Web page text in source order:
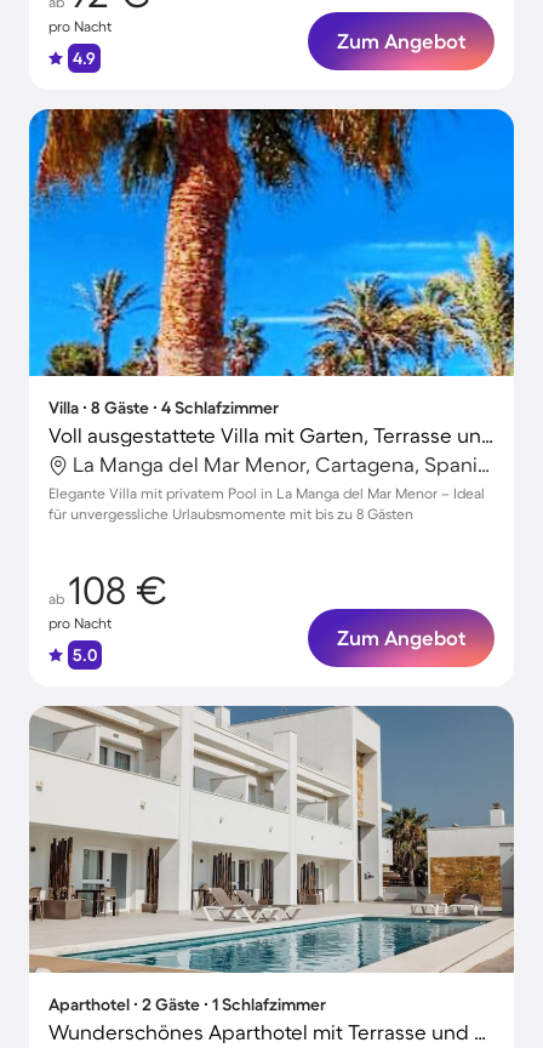
pro Nacht
4.9
Zum Angebot
Villa ∙ 8 Gäste ∙ 4 Schlafzimmer
Voll ausgestattete Villa mit Garten, Terrasse und privatem Pool | Neben dem Strand | Hunde erlaubt
La Manga del Mar Menor, Cartagena, Spanien
Elegante Villa mit privatem Pool in La Manga del Mar Menor – Ideal
für unvergessliche Urlaubsmomente mit bis zu 8 Gästen
ab 108 €
pro Nacht
5.0
Zum Angebot
Aparthotel ∙ 2 Gäste ∙ 1 Schlafzimmer
Wunderschönes Aparthotel mit Terrasse und Pool | Nah am Strand